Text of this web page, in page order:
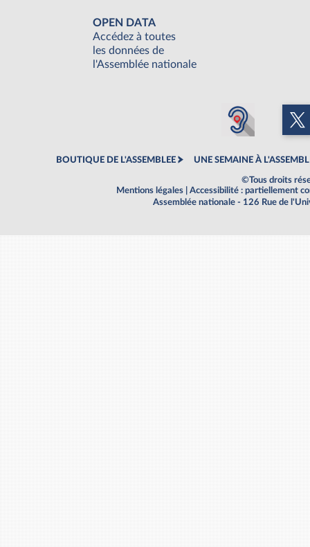
OPEN DATA
Accédez à toutes
les données de
l'Assemblée nationale
BOUTIQUE DE L'ASSEMBLEE UNE SEMAINE À
©Tous droits
Mentions légales
Accessibilité : partiellement
Assemblée nationale - 126 Rue de